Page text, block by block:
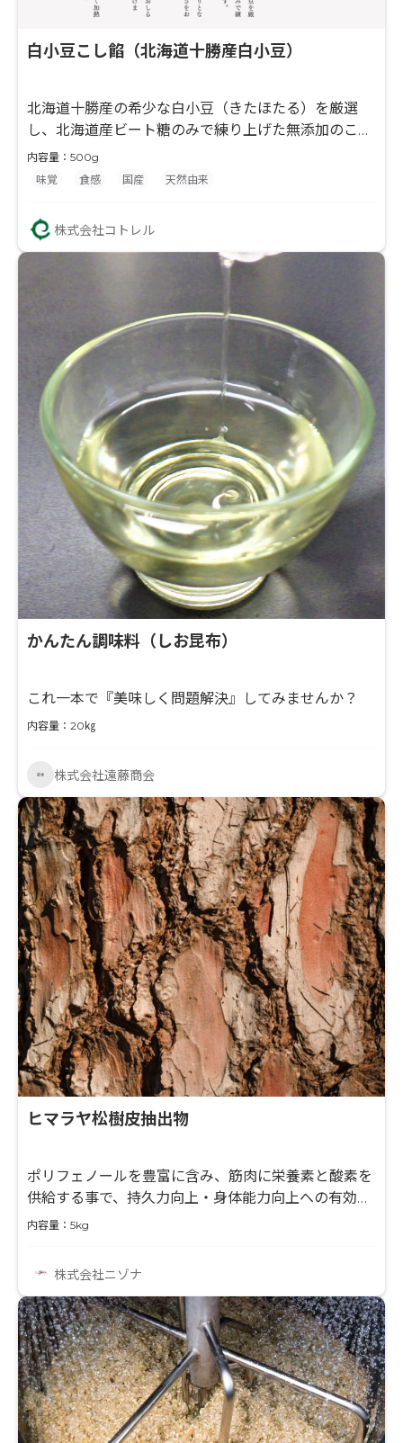
白小豆こし餡（北海道十勝産白小豆）
北海道十勝産の希少な白小豆（きたほたる）を厳選
し、北海道産ビート糖のみで練り上げた無添加のこし
餡です。 例年、明治神宮新嘗祭へ奉納される白小豆を
使用しており、上品な香りと滑らかな口どけ、自然な
く、白餡バター・白餡カスタード、さくらや柚子のフ
レーバー餡、果実を合わせたフルーツ餡など、和洋パ
ン菓子に幅広くご活用いただけます。 硬めに仕上げた
い場合は、軽く加熱して水分を調整してください。 ※
本品は法人様向けの業務用商材であり、一般小売は行
っておりません。
内容量：500g
味覚
食感 国産 天然由来
株式会社コトレル
かんたん調味料（しお昆布）
これ一本で『美味しく問題解決』してみませんか？
内容量：20㎏
株式会社遠藤商会
ヒマラヤ松樹皮抽出物
ポリフェノールを豊富に含み、筋肉に栄養素と酸素を
供給する事で、持久力向上・身体能力向上への有効性
データを取得しております!
内容量：5kg
株式会社ニゾナ